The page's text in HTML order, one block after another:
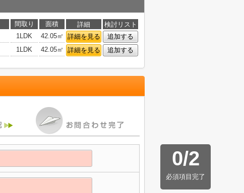
間取り 面積 詳細
検討リスト
1LDK 42.05㎡ 詳細を見る
追加する
1LDK 42.05㎡ 詳細を見る 追加する
0/2
必須項目完了